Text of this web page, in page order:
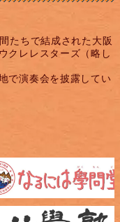
たちで結成された大阪
クレレスターズ（略し
で演奏会を披露してい